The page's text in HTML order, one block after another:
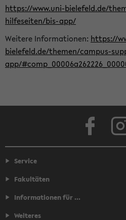
https://www.uni-bielefeld.de/
hilfeseiten/bis-app/
Weitere Informationen: https://
bielefeld.de/themen/campus-
app/
Service
Fakultäten
Informationen für ...
Weiteres